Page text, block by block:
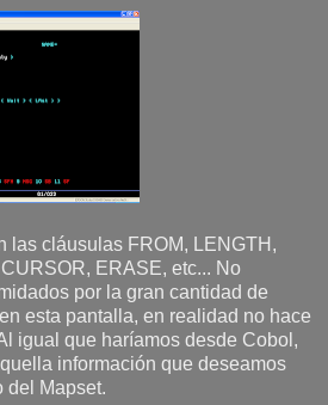
las cláusulas FROM, LENGTH,
ERASE, etc... No
por la gran cantidad de
esta pantalla, en realidad no hace
igual que haríamos desde Cobol,
información que deseamos
del Mapset.